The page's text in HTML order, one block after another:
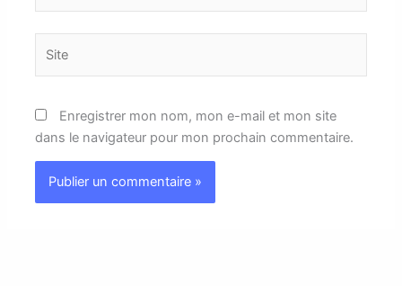
Enregistrer mon nom, mon e-mail et mon site
dans le navigateur pour mon prochain commentaire.